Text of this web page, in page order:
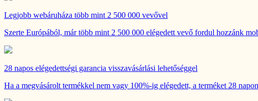
Legjobb webáruháza több mint 2 500 000 vevővel
Szerte Európából, már több mint 2 500 000 elégedett vevő fordul hozzánk
28 napos elégedettségi garancia visszavásárlási lehetőséggel
Ha a megvásárolt termékkel nem vagy 100%-ig elégedett, a terméket 28